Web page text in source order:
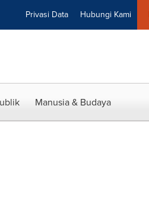
Privasi Data Hubungi Kami
Manusia & Budaya